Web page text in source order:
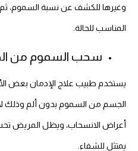
وغيرها للكشف عن نسبة السموم، ثم
المناسب للحالة.
سحب السموم من
يستخدم طبيب علاج الإدمان بعض
الجسم من السموم بدون ألم وذلك
أعراض الانسحاب، ويظل المريض تحت
يمتثل للشفاء.